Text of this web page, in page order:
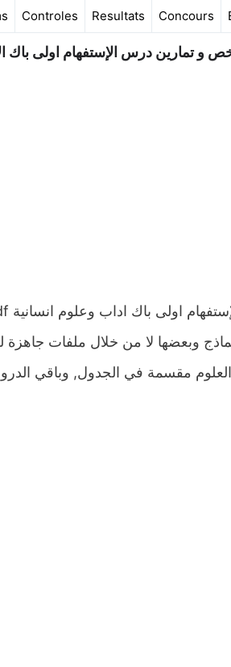
Controles Resultats Concours
و تمارين درس الإستفهام اولى باك
وبعضها لا من خلال ملفات جاهزة
مقسمة في الجدول, وباقي